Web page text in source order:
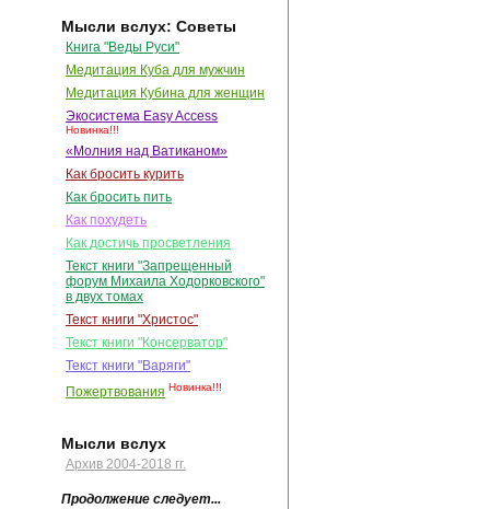
Мысли вслух: Советы
Книга "Веды Руси"
Медитация Куба для мужчин
Медитация Кубина для женщин
Экосистема Easy Access
Новинка!!!
«Молния над Ватиканом»
Как бросить курить
Как бросить пить
Как похудеть
Как достичь просветления
Текст книги "Запрещенный
форум Михаила Ходорковского"
в двух томах
Текст книги "Христос"
Текст книги "Консерватор"
Текст книги "Варяги"
Пожертвования Новинка!!!
Мысли вслух
Архив 2004-2018 гг.
Продолжение следует...